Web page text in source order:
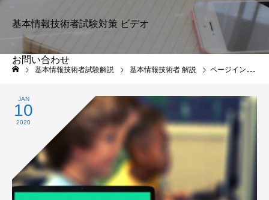
基本情報技術者試験対策 ビデオ
お問い合わせ
プライバシーポリシー
基本情報技術者試験
解説
基本情報技術者試験解説 基本情報技術者 解説 ページイン ページアウト
JAN
10
2020